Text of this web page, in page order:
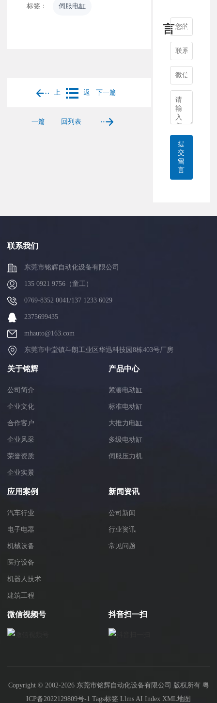
标签： 伺服电缸
上
一篇
返
回列表
下一篇
言
提
交
留
言
联系我们
东莞市铭辉自动化设备有限公司
135 0921 9756（童工）
0769-8352 0041/137 1233 6029
2375699435
mhauto@163.com
东莞市中堂镇斗朗工业区华迅科技园8栋403号厂房
关于铭辉
公司简介
企业文化
合作客户
企业风采
荣誉资质
企业实景
产品中心
紧凑电动缸
标准电动缸
大推力电缸
多级电动缸
伺服压力机
应用案例
汽车行业
电子电器
机械设备
医疗设备
机器人技术
建筑工程
新闻资讯
公司新闻
行业资讯
常见问题
微信视频号 抖音扫一扫
Copyright © 2002-2026 东莞市铭辉自动化设备有限公司 版权所有 粤
ICP备2022129809号-1 Tags标签 Llms AI Index XML地图